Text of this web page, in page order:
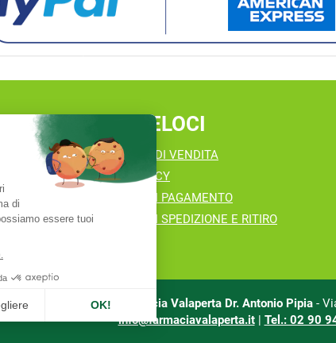
LINK VELOCI
CONDIZIONI DI VENDITA
COOKIE POLICY
MODALITÀ DI PAGAMENTO
MODALITÀ DI SPEDIZIONE E RITIRO
Farmacia Valaperta Dr. Antonio Pipia-
info@farmaciavalaperta.it| Tel.: 02 90